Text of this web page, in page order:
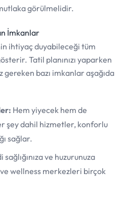
görülmelidir.
İmkanlar
ihtiyaç duyabileceği tüm
Tatil planınızı yaparken
gereken bazı imkanlar aşağıda
Hem yiyecek hem de
şey dahil hizmetler, konforlu
sağlar.
sağlığınıza ve huzurunuza
wellness merkezleri birçok